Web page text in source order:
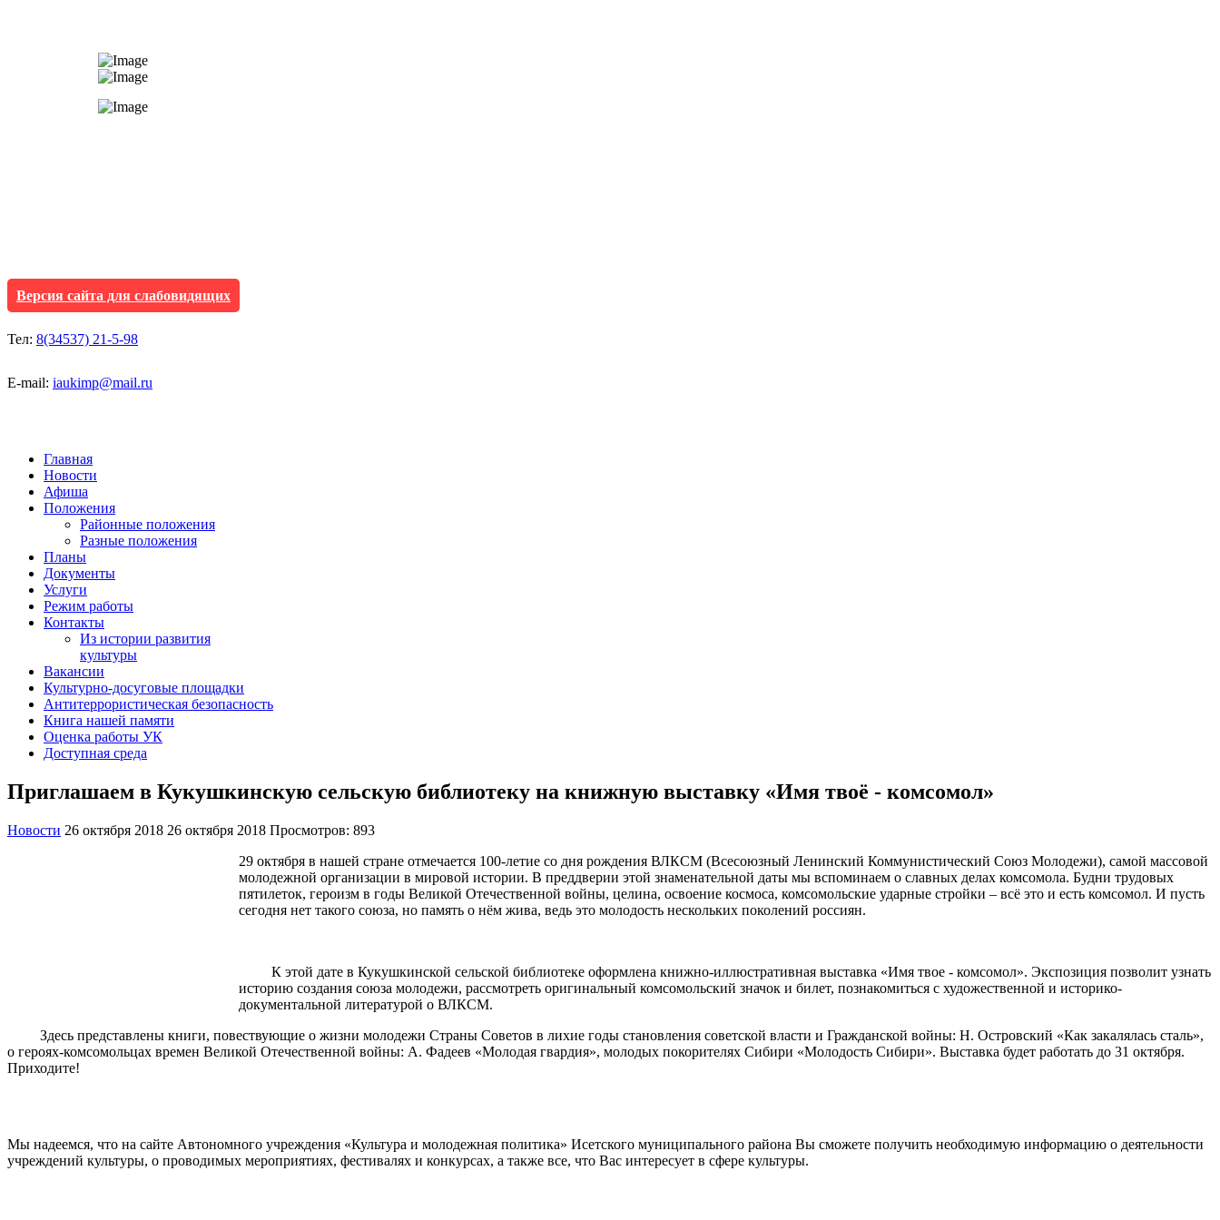
Версия сайта для слабовидящих
Тел: 8(34537) 21-5-98
E-mail: iaukimp@mail.ru
Главная
Новости
Афиша
Положения
Районные положения
Разные положения
Планы
Документы
Услуги
Режим работы
Контакты
Из истории развития
культуры
Вакансии
Культурно-досуговые площадки
Антитеррористическая безопасность
Книга нашей памяти
Оценка работы УК
Доступная среда
Приглашаем в Кукушкинскую сельскую библиотеку на книжную выставку «Имя твоё - комсомол»
Новости 26 октября 2018 26 октября 2018 Просмотров: 893
29 октября в нашей стране отмечается 100-летие со дня рождения ВЛКСМ (Всесоюзный Ленинский Коммунистический Союз Молодежи), самой массовой
молодежной организации в мировой истории. В преддверии этой знаменательной даты мы вспоминаем о славных делах комсомола. Будни трудовых
пятилеток, героизм в годы Великой Отечественной войны, целина, освоение космоса, комсомольские ударные стройки – всё это и есть комсомол. И пусть
сегодня нет такого союза, но память о нём жива, ведь это молодость нескольких поколений россиян.
К этой дате в Кукушкинской сельской библиотеке оформлена книжно-иллюстративная выставка «Имя твое - комсомол». Экспозиция позволит узнать
историю создания союза молодежи, рассмотреть оригинальный комсомольский значок и билет, познакомиться с художественной и историко-
документальной литературой о ВЛКСМ.
Здесь представлены книги, повествующие о жизни молодежи Страны Советов в лихие годы становления советской власти и Гражданской войны: Н. Островский «Как закалялась сталь»,
о героях-комсомольцах времен Великой Отечественной войны: А. Фадеев «Молодая гвардия», молодых покорителях Сибири «Молодость Сибири». Выставка будет работать до 31 октября.
Приходите!
Мы надеемся, что на сайте Автономного учреждения «Культура и молодежная политика» Исетского муниципального района Вы сможете получить необходимую информацию о деятельности
учреждений культуры, о проводимых мероприятиях, фестивалях и конкурсах, а также все, что Вас интересует в сфере культуры.